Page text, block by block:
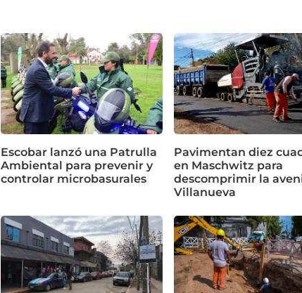
Escobar lanzó una Patrulla
Ambiental para prevenir y
controlar microbasurales
Pavimentan diez
en Maschwitz para
descomprimir la
Villanueva